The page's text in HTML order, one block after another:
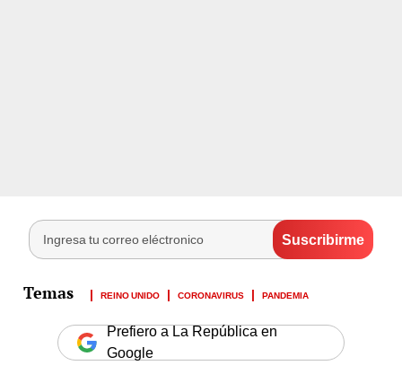
REINO UNIDO CORONAVIRUS PANDEMIA
Prefiero a La República en
Google